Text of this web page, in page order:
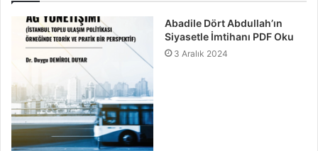
Abadile Dört Abdullah’ın
Siyasetle İmtihanı PDF Oku
3 Aralık 2024